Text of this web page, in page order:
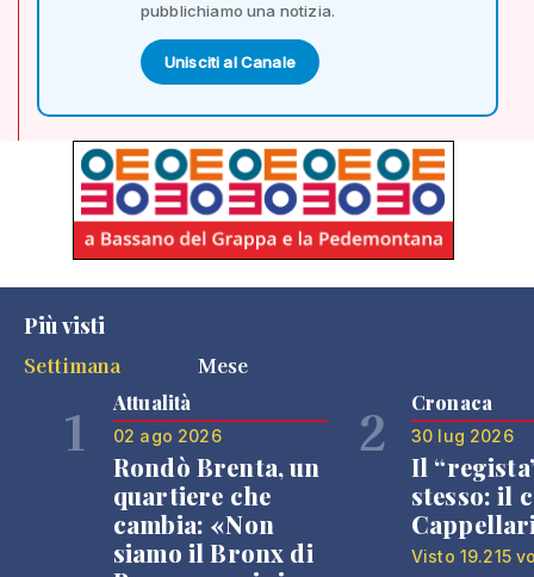
pubblichiamo una notizia.
Unisciti al Canale
Più visti
Settimana
Mese
1 Attualità
02 ago 2026
Rondò Brenta, un
quartiere che
cambia: «Non
siamo il Bronx di
2 Cronaca
30 lug 2026
Il
stesso: il
Visto 19.215